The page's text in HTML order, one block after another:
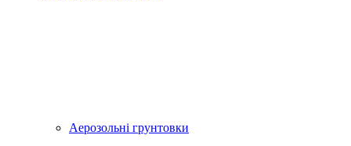
Аерозольні грунтовки